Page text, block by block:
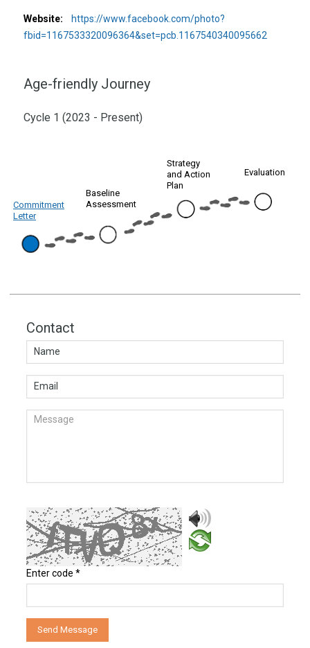
Website:
https://www.facebook.com/photo?
fbid=1167533320096364&set=pcb.1167540340095662
Age-friendly Journey
Cycle 1 (2023 - Present)
Commitment
Letter
Baseline
Assessment
Strategy
and Action
Plan
Evaluation
Contact
Enter code *